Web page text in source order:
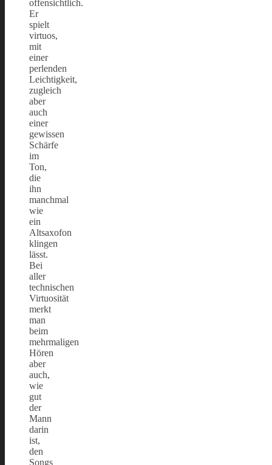
offensichtlich.
Er
spielt
virtuos,
mit
einer
perlenden
Leichtigkeit,
zugleich
aber
auch
einer
gewissen
Schärfe
im
Ton,
die
ihn
manchmal
wie
ein
Altsaxofon
klingen
lässt.
Bei
aller
technischen
Virtuosität
merkt
man
beim
mehrmaligen
Hören
aber
auch,
wie
gut
der
Mann
darin
ist,
den
Songs